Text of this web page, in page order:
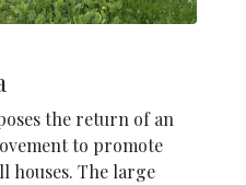
the return of an
to promote
houses. The large